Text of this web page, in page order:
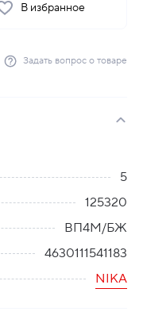
В избранное
Задать вопрос о товаре
5
125320
ВП4М/БЖ
4630111541183
NIKA